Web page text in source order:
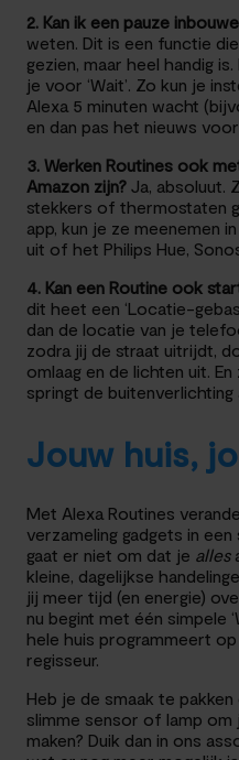
2. Kan ik een pauze
weten. Dit is een functie
gezien, maar heel handig is.
je voor ‘Wait’. Zo kun je
Alexa 5 minuten wacht
en dan pas het nieuws
3. Werken Routines ook
Amazon zijn? Ja, absoluut.
stekkers of thermostaten
app, kun je ze meenemen
uit of het Philips Hue,
4. Kan een Routine ook
dit heet een ‘Locatie-
dan de locatie van je
zodra jij de straat uitrijdt,
omlaag en de lichten uit.
springt de buitenverlichting
Jouw huis,
Met Alexa Routines
verzameling gadgets in
gaat er niet om dat je alles
kleine, dagelijkse
jij meer tijd (en energie)
nu begint met één simpele
hele huis programmeert
regisseur.
Heb je de smaak te
slimme sensor of lamp
maken? Duik dan in ons